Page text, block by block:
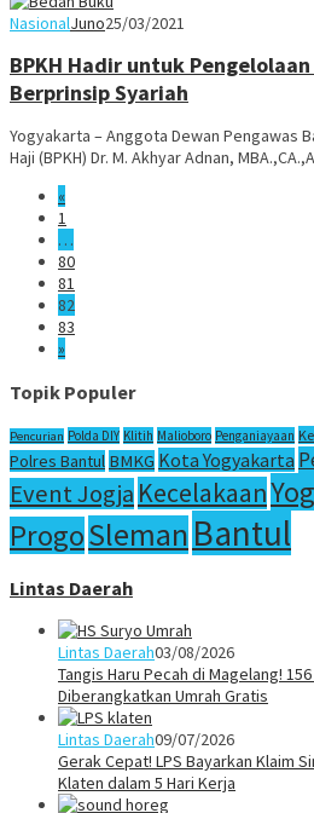
NasionalJuno25/03/2021
BPKH Hadir untuk
Berprinsip Syariah
Yogyakarta – Anggota Dewan Pengawas
Haji (BPKH) Dr. M. Akhyar Adnan,
«
1
…
80
81
82
83
»
Topik Populer
Pencurian Polda DIY Klitih Malioboro Penganiayaan
Polres Bantul BMKG Kota Yogyakarta
Event Jogja Kecelakaan
ProgoSleman Bantul
Lintas Daerah
Lintas Daerah03/08/2026
Tangis Haru Pecah di Magelang!
Diberangkatkan Umrah Gratis
Lintas Daerah09/07/2026
Gerak Cepat! LPS Bayarkan Klaim
Klaten dalam 5 Hari Kerja